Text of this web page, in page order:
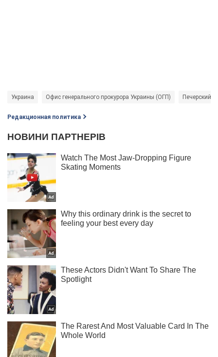
Украина Офис генерального прокурора Украины (ОГП) Печерский
Редакционная политика